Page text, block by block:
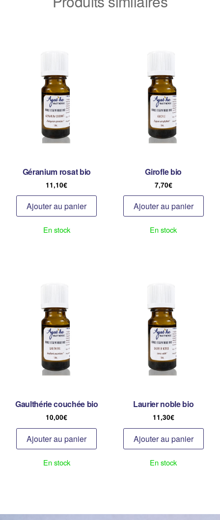
Géranium rosat bio
11,10€
Ajouter au panier
En stock
Girofle bio
7,70€
Ajouter au panier
En stock
Gaulthérie couchée bio
10,00€
Ajouter au panier
En stock
Laurier noble bio
11,30€
Ajouter au panier
En stock